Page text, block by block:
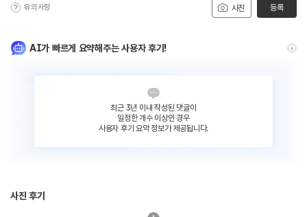
사진
유의사항 등록
AI가 빠르게 요약해주는 사용자 후기!
최근 3년 이내 작성된 댓글이
일정한 개수 이상인 경우
사용자 후기 요약 정보가 제공됩니다.
사진 후기